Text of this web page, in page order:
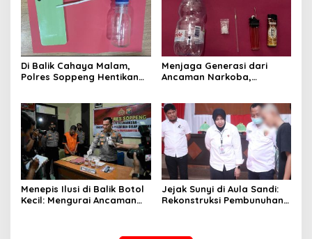
Di Balik Cahaya Malam,
Polres Soppeng Hentikan
Menjaga Generasi dari
Ancaman Narkoba,
Terduga di Cabenge
Menepis Ilusi di Balik Botol
Kecil: Mengurai Ancaman
Jejak Sunyi di Aula Sandi:
Rekonstruksi Pembunuhan